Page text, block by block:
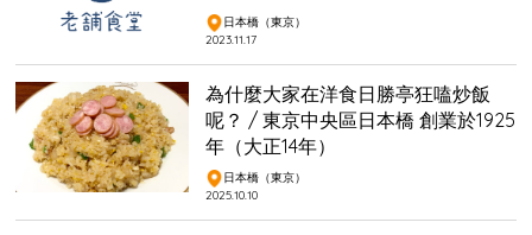
日本橋（東京）
2023.11.17
為什麼大家在洋食日勝亭狂嗑炒飯
呢？ / 東京中央區日本橋 創業於1925
年（大正14年）
日本橋（東京）
2025.10.10